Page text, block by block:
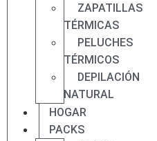
ZAPATILLAS
TÉRMICAS
PELUCHES
TÉRMICOS
DEPILACIÓN
NATURAL
HOGAR
PACKS